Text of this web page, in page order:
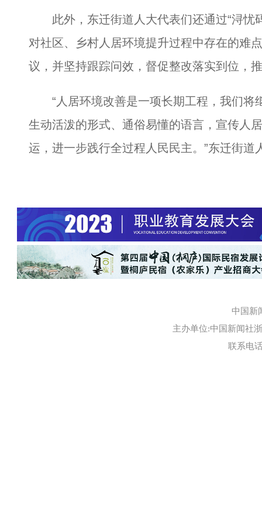
此外，东迁街道人大代表们还通过“浔忧
对社区、乡村人居环境提升过程中存在的难
议，并坚持跟踪问效，督促整改落实到位，
“人居环境改善是一项长期工程，我们将
生动活泼的形式、通俗易懂的语言，宣传人
运，进一步践行全过程人民民主。”东迁街道
中国新
主办单位:中国新闻社
联系电